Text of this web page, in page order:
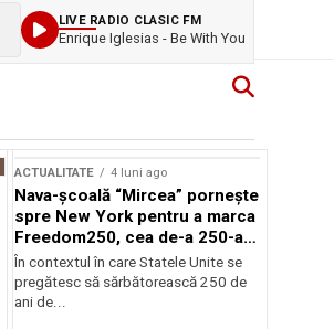
LIVE RADIO CLASIC FM
Enrique Iglesias - Be With You
ACTUALITATE 4 luni ago
Nava-școală “Mircea” pornește
spre New York pentru a marca
Freedom250, cea de-a 250-a
aniversare a Statelor Unite
În contextul în care Statele Unite se
pregătesc să sărbătorească 250 de
ani de...